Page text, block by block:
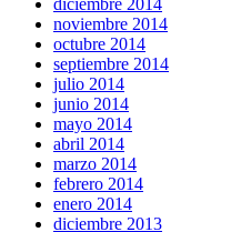
diciembre 2014
noviembre 2014
octubre 2014
septiembre 2014
julio 2014
junio 2014
mayo 2014
abril 2014
marzo 2014
febrero 2014
enero 2014
diciembre 2013